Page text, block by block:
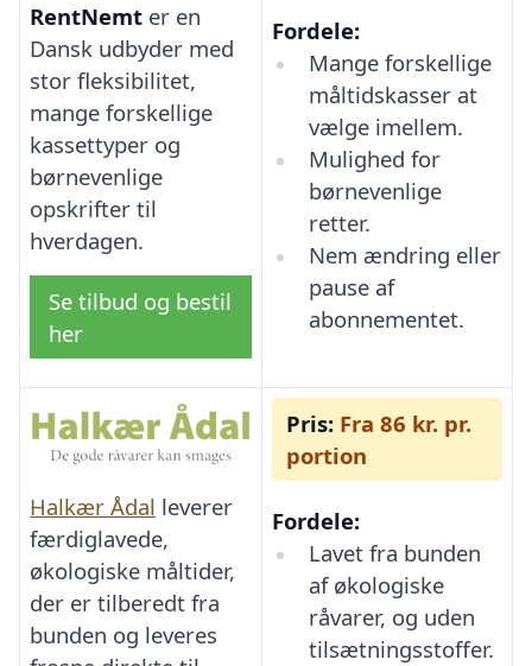
RentNemt er en
Dansk udbyder med
stor fleksibilitet,
mange forskellige
kassettyper og
børnevenlige
opskrifter til
hverdagen.
Se tilbud og bestil
her
Fordele:
Mange forskellige
måltidskasser at
vælge imellem.
Mulighed for
børnevenlige
retter.
Nem ændring eller
pause af
abonnementet.
Halkær Ådal leverer
færdiglavede,
økologiske måltider,
der er tilberedt fra
bunden og leveres
Pris: Fra 86 kr. pr.
portion
Fordele:
Lavet fra bunden
af økologiske
råvarer, og uden
tilsætningsstoffer.